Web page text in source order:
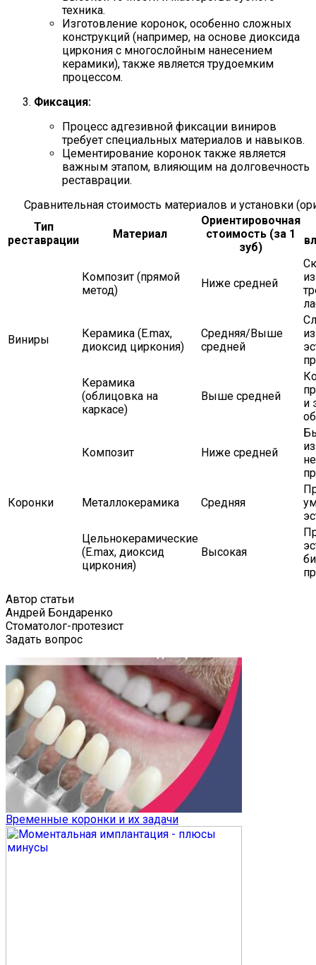
техника.
Изготовление коронок, особенно сложных
конструкций (например, на основе диоксида
циркония с многослойным нанесением
керамики), также является трудоемким
процессом.
Фиксация:
Процесс адгезивной фиксации виниров
требует специальных материалов и навыков.
Цементирование коронок также является
важным этапом, влияющим на долговечность
реставрации.
Сравнительная стоимость материалов и установки
Тип
реставрации
Материал
Ориентировочная
стоимость (за 1
зуб)
Виниры
Композит (прямой
метод)
Ниже средней
Керамика (E.max,
диоксид циркония)
Средняя/Выше
средней
Керамика
(облицовка на
каркасе)
Выше средней
и
Коронки
Композит Ниже средней
Металлокерамика Средняя
Цельнокерамические
(E.max, диоксид
циркония)
Высокая
Автор статьи
Андрей Бондаренко
Стоматолог-протезист
Задать вопрос
Временные коронки и их задачи